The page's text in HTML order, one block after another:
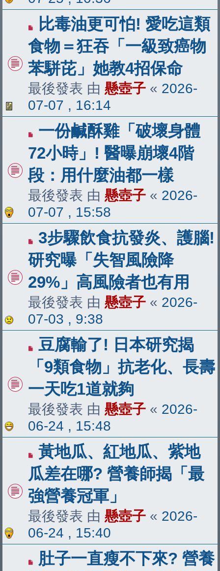
比毒油更可怕! 愛吃這類
食物＝狂吞「一級致癌物
苯駢芘」她教4招保命
最後發表 由 懸壺子 « 2026-
07-07 , 16:14
一份鹹酥雞「破壞身體
72小時」! 醫曝崩壞4階
段：用什麼油都一樣
最後發表 由 懸壺子 « 2026-
07-07 , 15:58
3步驟飲食抗發炎、護腦!
研究曝「失智風險降
29%」高風險者也有用
最後發表 由 懸壺子 « 2026-
07-03 , 9:38
豆腐輸了! 日本研究揭
「9類食物」抗老化、長壽
一天吃1道就夠
最後發表 由 懸壺子 « 2026-
06-24 , 15:48
黃地瓜、紅地瓜、紫地
瓜差在哪? 營養師揭「最
強營養冠軍」
最後發表 由 懸壺子 « 2026-
06-24 , 15:40
肚子一直瘦不下來? 營養